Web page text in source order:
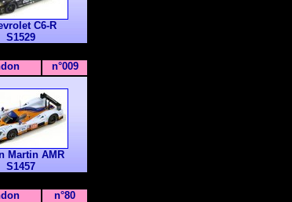
C6-R
S1529
n°009
Martin AMR
S1457
n°80